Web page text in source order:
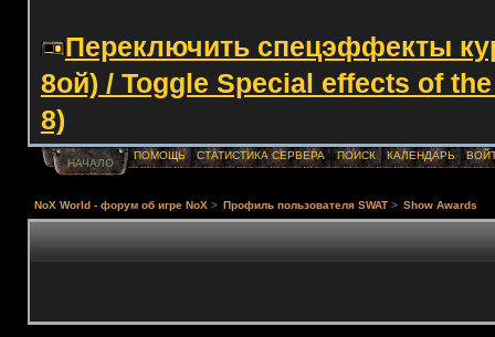
Переключить спецэффекты
8ой) / Toggle Special effects of
8)
НАЧАЛО
ПОМОЩЬ СТАТИСТИКА СЕРВЕРА ПОИСК КАЛЕНДАРЬ
NoX World - форум об игре NoX > Профиль пользователя SWAT > Show Awards